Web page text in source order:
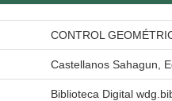
CONTROL
Castellanos Sahagun,
Biblioteca Digital